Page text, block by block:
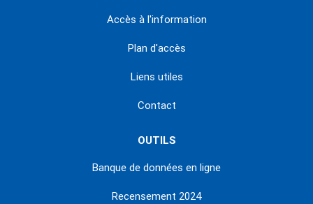
Accès à l'information
Plan d'accès
Liens utiles
Contact
OUTILS
Banque de données en ligne
Recensement 2024